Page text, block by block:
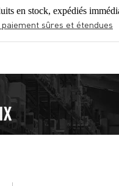
en stock, expédiés
sûres et étendues